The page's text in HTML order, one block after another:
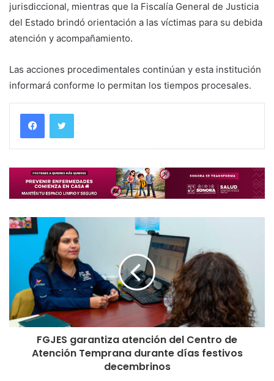
jurisdiccional, mientras que la Fiscalía General de Justicia
del Estado brindó orientación a las víctimas para su debida
atención y acompañamiento.
Las acciones procedimentales continúan y esta institución
informará conforme lo permitan los tiempos procesales.
FGJES garantiza atención del Centro de
Atención Temprana durante días festivos
decembrinos